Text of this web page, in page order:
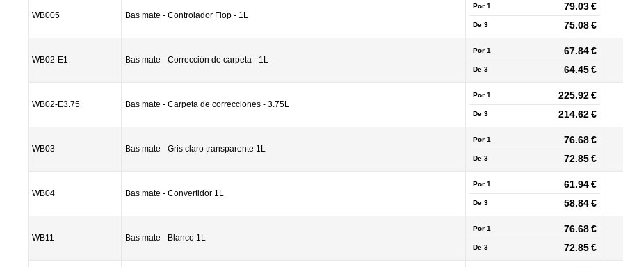
WB005 Bas mate - Controlador Flop - 1L
Por 1 79.03 €
De 3 75.08 €
WB02-E1 Bas mate - Corrección de carpeta - 1L
Por 1 67.84 €
De 3 64.45 €
WB02-E3.75 Bas mate - Carpeta de correcciones - 3.75L
Por 1 225.92 €
De 3 214.62 €
WB03 Bas mate - Gris claro transparente 1L
Por 1 76.68 €
De 3 72.85 €
WB04 Bas mate - Convertidor 1L
Por 1 61.94 €
De 3 58.84 €
WB11 Bas mate - Blanco 1L
Por 1 76.68 €
De 3 72.85 €